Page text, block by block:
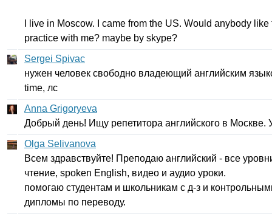
live in Moscow. came from the US. Would anybody like
practice with me? maybe by skype?
Sergei Spivac
нужен человек свободно владеющий английским
time, лс
Anna Grigoryeva
Добрый день! Ищу репетитора английского в Москве.
Olga Selivanova
Всем здравствуйте! Преподаю английский - все
чтение, spoken English, видео и аудио уроки.
помогаю студентам и школьникам с д-з и
дипломы по переводу.